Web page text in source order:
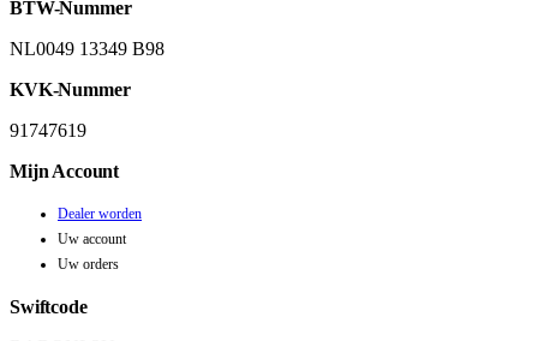
BTW-Nummer
NL0049 13349 B98
KVK-Nummer
91747619
Mijn Account
Dealer worden
Uw account
Uw orders
Swiftcode